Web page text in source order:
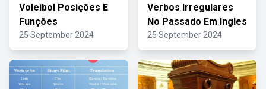
Voleibol Posições E
Funções
25 September 2024
Verbos Irregulares
No Passado Em Ingles
25 September 2024